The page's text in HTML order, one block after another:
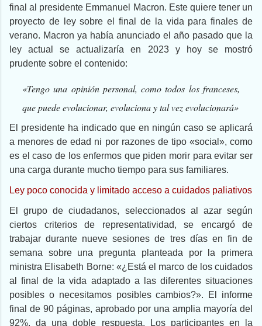
final al presidente Emmanuel Macron. Este quiere tener un
proyecto de ley sobre el final de la vida para finales de
verano. Macron ya había anunciado el año pasado que la
ley actual se actualizaría en 2023 y hoy se mostró
prudente sobre el contenido:
«Tengo una opinión personal, como todos los franceses,
que puede evolucionar, evoluciona y tal vez evolucionará»
El presidente ha indicado que en ningún caso se aplicará
a menores de edad ni por razones de tipo «social», como
es el caso de los enfermos que piden morir para evitar ser
una carga durante mucho tiempo para sus familiares.
Ley poco conocida y limitado acceso a cuidados paliativos
El grupo de ciudadanos, seleccionados al azar según
ciertos criterios de representatividad, se encargó de
trabajar durante nueve sesiones de tres días en fin de
semana sobre una pregunta planteada por la primera
ministra Elisabeth Borne: «¿Está el marco de los cuidados
al final de la vida adaptado a las diferentes situaciones
posibles o necesitamos posibles cambios?». El informe
final de 90 páginas, aprobado por una amplia mayoría del
92%, da una doble respuesta. Los participantes en la